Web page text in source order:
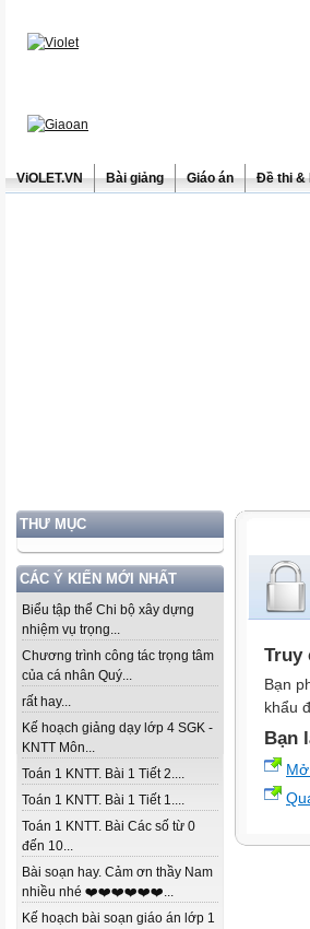
ViOLET.VN Bài giảng Giáo án Đề thi &
THƯ MỤC
CÁC Ý KIẾN MỚI NHẤT
Biểu tập thể Chi bộ xây dựng
nhiệm vụ trọng...
Chương trình công tác trọng tâm
của cá nhân Quý...
rất hay...
Kế hoạch giảng dạy lớp 4 SGK -
KNTT Môn...
Toán 1 KNTT. Bài 1 Tiết 2....
Toán 1 KNTT. Bài 1 Tiết 1....
Toán 1 KNTT. Bài Các số từ 0
đến 10...
Bài soạn hay. Cảm ơn thầy Nam
nhiều nhé ❤️❤️❤️❤️❤️❤️...
Kế hoạch bài soạn giáo án lớp 1
Truy
Bạn
khẩu
Bạn